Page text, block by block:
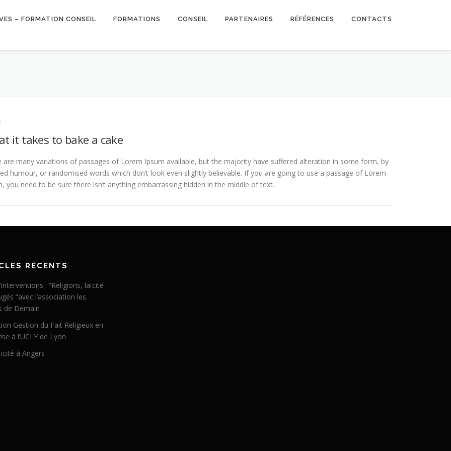
– FORMATION CONSEIL FORMATIONS CONSEIL PARTENAIRES RÉFÉRENCES CONTACTS
it takes to bake a cake
are many variations of passages of Lorem Ipsum available, but the majority have suffered alteration in some form, by
humour, or randomised words which don’t look even slightly believable. If you are going to use a passage of Lorem
you need to be sure there isn’t anything embarrassing hidden in the middle of text.
RÉCENTS
: “Religions, laïcité
“avec l’association les
de Demain
Gestion du Fait Religieux en
à l’UCLY de Lyon
à Angers